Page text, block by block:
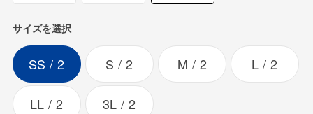
サイズを選択
SS 2 S 2 M 2 L 2
LL 2 3L 2